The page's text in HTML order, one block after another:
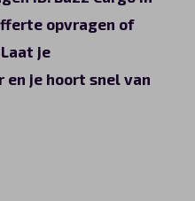
opvragen of
je
je hoort snel van